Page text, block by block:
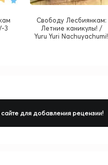
3
Свободу Лесбиянкам:
Летние каникулы! /
Yuru Yuri Nachuyachumi!
сайте для добавления рецензии!